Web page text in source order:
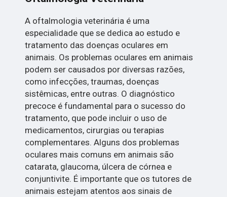
A oftalmologia veterinária é uma
especialidade que se dedica ao estudo e
tratamento das doenças oculares em
animais. Os problemas oculares em animais
podem ser causados por diversas razões,
como infecções, traumas, doenças
sistêmicas, entre outras. O diagnóstico
precoce é fundamental para o sucesso do
tratamento, que pode incluir o uso de
medicamentos, cirurgias ou terapias
complementares. Alguns dos problemas
oculares mais comuns em animais são
catarata, glaucoma, úlcera de córnea e
conjuntivite. É importante que os tutores de
animais estejam atentos aos sinais de